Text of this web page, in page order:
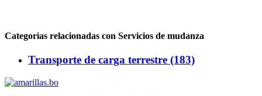
Categorias relacionadas con Servicios de mudanza
Transporte de carga terrestre (183)